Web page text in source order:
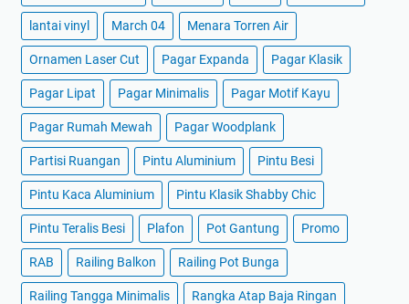
lantai vinyl March 04 Menara Torren Air
Ornamen Laser Cut Pagar Expanda Pagar Klasik
Pagar Lipat Pagar Minimalis Pagar Motif Kayu
Pagar Rumah Mewah Pagar Woodplank
Partisi Ruangan Pintu Aluminium Pintu Besi
Pintu Kaca Aluminium Pintu Klasik Shabby Chic
Pintu Teralis Besi Plafon Pot Gantung Promo
RAB Railing Balkon Railing Pot Bunga
Railing Tangga Minimalis Rangka Atap Baja Ringan